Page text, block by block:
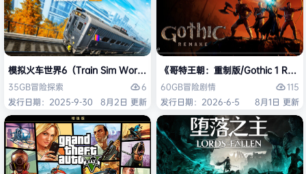
模拟火车世界6（Train Sim World 6）免安装中文版
35GB冒险探索
6
发行日期：2025-9-30
8月2日 更新
《哥特王朝：重制版/Gothic 1
60GB冒险剧情
115
发行日期：2026-6-5
8月1日 更新